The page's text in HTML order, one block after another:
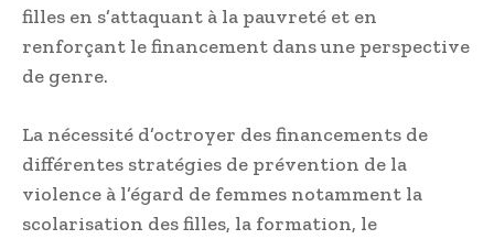
filles en s’attaquant à la pauvreté et en
renforçant le financement dans une perspective
de genre.
La nécessité d’octroyer des financements de
différentes stratégies de prévention de la
violence à l’égard de femmes notamment la
scolarisation des filles, la formation, le